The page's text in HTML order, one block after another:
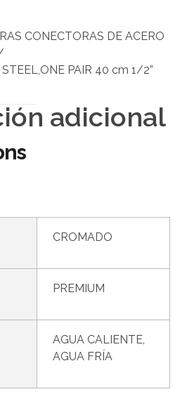
CONECTORAS DE ACERO
PAIR 40 cm 1/2”
adicional
CROMADO
PREMIUM
AGUA CALIENTE,
AGUA FRÍA